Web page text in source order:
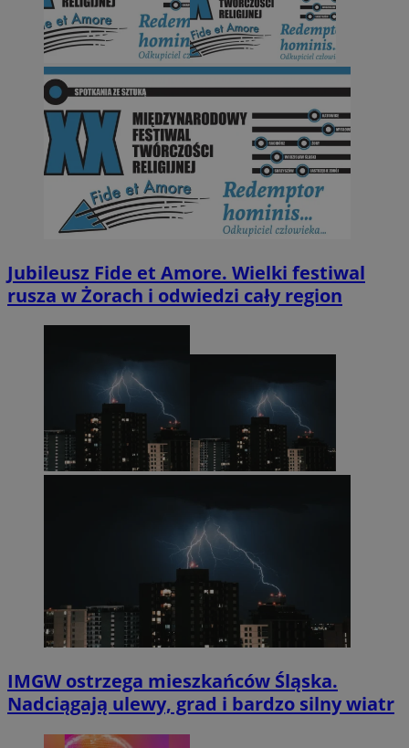
Jubileusz Fide et Amore. Wielki festiwal
rusza w Żorach i odwiedzi cały region
IMGW ostrzega mieszkańców Śląska.
Nadciągają ulewy, grad i bardzo silny wiatr